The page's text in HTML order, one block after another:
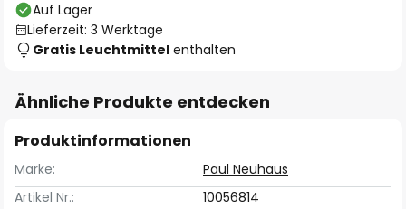
Auf Lager
Lieferzeit: 3 Werktage
Gratis Leuchtmittel enthalten
Ähnliche Produkte entdecken
Produktinformationen
Marke:
Paul Neuhaus
Artikel Nr.:
10056814